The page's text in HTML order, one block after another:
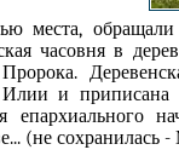
места, обращали
часовня в
и приписана
(не сохранилась